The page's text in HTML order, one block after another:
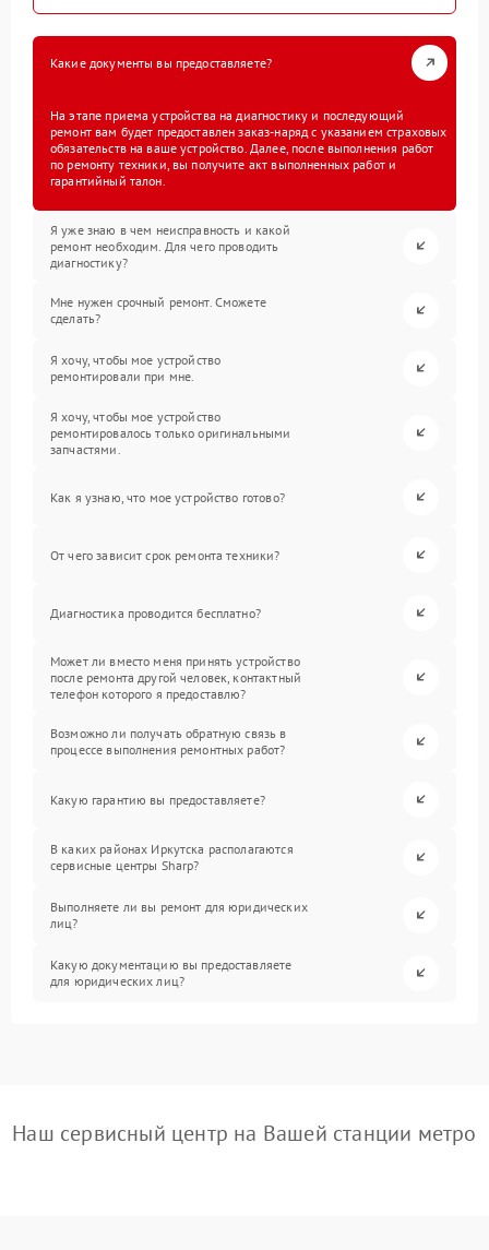
Какие документы вы предоставляете?
На этапе приема устройства на диагностику и последующий
ремонт вам будет предоставлен заказ-наряд с указанием страховых
обязательств на ваше устройство. Далее, после выполнения работ
по ремонту техники, вы получите акт выполненных работ и
гарантийный талон.
Я уже знаю в чем неисправность и какой
ремонт необходим. Для чего проводить
диагностику?
Мне нужен срочный ремонт. Сможете
сделать?
Я хочу, чтобы мое устройство
ремонтировали при мне.
Я хочу, чтобы мое устройство
ремонтировалось только оригинальными
запчастями.
Как я узнаю, что мое устройство готово?
От чего зависит срок ремонта техники?
Диагностика проводится бесплатно?
Может ли вместо меня принять устройство
после ремонта другой человек, контактный
телефон которого я предоставлю?
Возможно ли получать обратную связь в
процессе выполнения ремонтных работ?
Какую гарантию вы предоставляете?
В каких районах Иркутска располагаются
сервисные центры Sharp?
Выполняете ли вы ремонт для юридических
лиц?
Какую документацию вы предоставляете
для юридических лиц?
Наш сервисный центр на Вашей станции метро